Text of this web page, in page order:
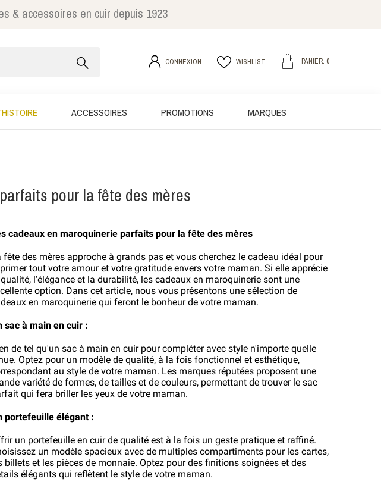
& accessoires en cuir depuis 1923
CONNEXION WISHLIST PANIER: 0
ACCESSOIRES PROMOTIONS MARQUES
pour la fête des mères
cadeaux en maroquinerie parfaits pour la fête des mères
fête des mères approche à grands pas et vous cherchez le cadeau idéal pour
tout votre amour et votre gratitude envers votre maman. Si elle apprécie
l'élégance et la durabilité, les cadeaux en maroquinerie sont une
option. Dans cet article, nous vous présentons une sélection de
en maroquinerie qui feront le bonheur de votre maman.
sac à main en cuir :
de tel qu'un sac à main en cuir pour compléter avec style n'importe quelle
Optez pour un modèle de qualité, à la fois fonctionnel et esthétique,
au style de votre maman. Les marques réputées proposent une
variété de formes, de tailles et de couleurs, permettant de trouver le sac
qui fera briller les yeux de votre maman.
portefeuille élégant :
un portefeuille en cuir de qualité est à la fois un geste pratique et raffiné.
un modèle spacieux avec de multiples compartiments pour les cartes,
billets et les pièces de monnaie. Optez pour des finitions soignées et des
élégants qui reflètent le style de votre maman.